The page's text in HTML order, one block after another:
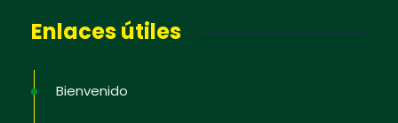
Enlaces útiles
Bienvenido